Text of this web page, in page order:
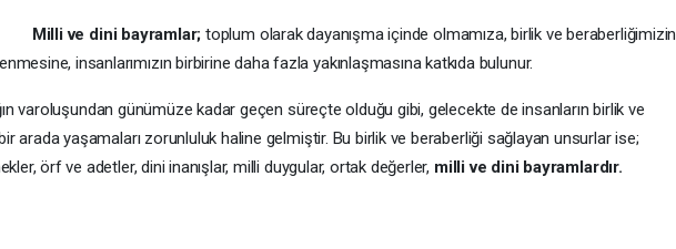
Milli ve dini bayramlar; toplum olarak dayanışma içinde olmamıza, birlik ve beraberliğimizin
insanlarımızın birbirine daha fazla yakınlaşmasına katkıda bulunur.
günümüze kadar geçen süreçte olduğu gibi, gelecekte de insanların birlik ve
arada yaşamaları zorunluluk haline gelmiştir. Bu birlik ve beraberliği sağlayan unsurlar ise;
örf ve adetler, dini inanışlar, milli duygular, ortak değerler, milli ve dini bayramlardır.